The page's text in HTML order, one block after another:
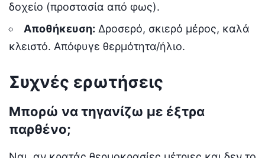
δοχείο (προστασία από φως).
Αποθήκευση: Δροσερό, σκιερό μέρος, καλά
κλειστό. Απόφυγε θερμότητα/ήλιο.
Συχνές ερωτήσεις
Μπορώ να τηγανίζω με έξτρα
παρθένο;